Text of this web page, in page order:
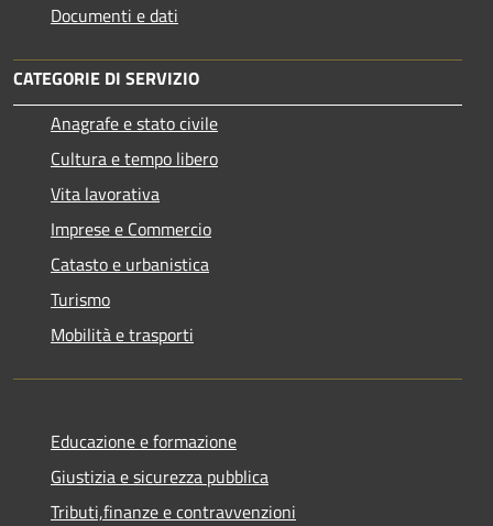
Documenti e dati
CATEGORIE DI SERVIZIO
Anagrafe e stato civile
Cultura e tempo libero
Vita lavorativa
Imprese e Commercio
Catasto e urbanistica
Turismo
Mobilità e trasporti
Educazione e formazione
Giustizia e sicurezza pubblica
Tributi,finanze e contravvenzioni